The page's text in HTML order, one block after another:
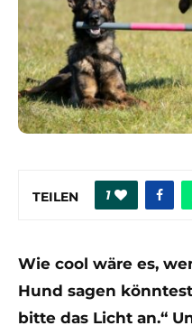
TEILEN 1
Wie cool wäre es,
Hund sagen
bitte das Licht an.“